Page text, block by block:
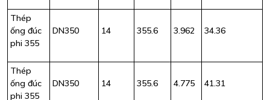
Thép
ống đúc
phi 355
DN350 14 355.6 3.962 34.36
Thép
ống đúc
phi 355
DN350 14 355.6 4.775 41.31